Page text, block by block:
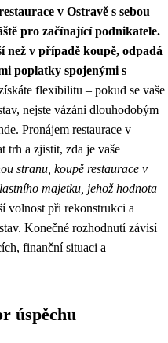
v Ostravě s sebou
pro začínající podnikatele.
než v případě koupě, odpadá
poplatky spojenými s
flexibilitu – pokud se vaše
nejste vázáni dlouhodobým
Pronájem restaurace v
trh a zjistit, zda je vaše
stranu, koupě restaurace v
majetku, jehož hodnota
volnost při rekonstrukci a
Konečné rozhodnutí závisí
finanční situaci a
úspěchu